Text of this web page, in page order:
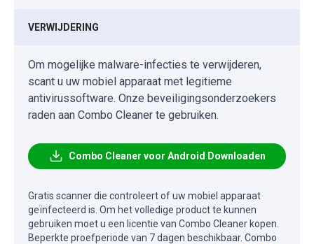
VERWIJDERING
Om mogelijke malware-infecties te verwijderen,
scant u uw mobiel apparaat met legitieme
antivirussoftware. Onze beveiligingsonderzoekers
raden aan Combo Cleaner te gebruiken.
Combo Cleaner voor Android Downloaden
Gratis scanner die controleert of uw mobiel apparaat
geïnfecteerd is. Om het volledige product te kunnen
gebruiken moet u een licentie van Combo Cleaner kopen.
Beperkte proefperiode van 7 dagen beschikbaar. Combo